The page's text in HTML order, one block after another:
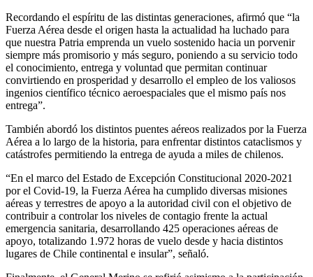
Recordando el espíritu de las distintas generaciones, afirmó que “la
Fuerza Aérea desde el origen hasta la actualidad ha luchado para
que nuestra Patria emprenda un vuelo sostenido hacia un porvenir
siempre más promisorio y más seguro, poniendo a su servicio todo
el conocimiento, entrega y voluntad que permitan continuar
convirtiendo en prosperidad y desarrollo el empleo de los valiosos
ingenios científico técnico aeroespaciales que el mismo país nos
entrega”.
También abordó los distintos puentes aéreos realizados por la Fuerza
Aérea a lo largo de la historia, para enfrentar distintos cataclismos y
catástrofes permitiendo la entrega de ayuda a miles de chilenos.
“En el marco del Estado de Excepción Constitucional 2020-2021
por el Covid-19, la Fuerza Aérea ha cumplido diversas misiones
aéreas y terrestres de apoyo a la autoridad civil con el objetivo de
contribuir a controlar los niveles de contagio frente la actual
emergencia sanitaria, desarrollando 425 operaciones aéreas de
apoyo, totalizando 1.972 horas de vuelo desde y hacia distintos
lugares de Chile continental e insular”, señaló.